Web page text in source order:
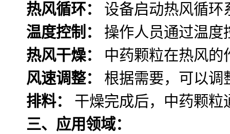
热风循环：
设备启动热风循环
温度控制：
操作人员通过温度
热风干燥：
中药颗粒在热风的
风速调整：
根据需要，可以调
排料：
干燥完成后，中药颗
三、应用领域：